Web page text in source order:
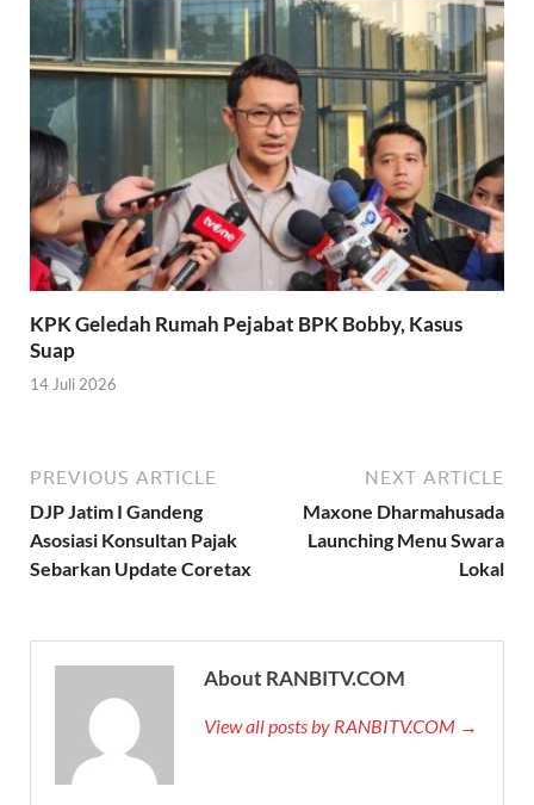
KPK Geledah Rumah Pejabat BPK Bobby, Kasus
Suap
14 Juli 2026
PREVIOUS ARTICLE
DJP Jatim I Gandeng
Asosiasi Konsultan Pajak
Sebarkan Update Coretax
NEXT ARTICLE
Maxone Dharmahusada
Launching Menu Swara
Lokal
About RANBITV.COM
View all posts by RANBITV.COM →